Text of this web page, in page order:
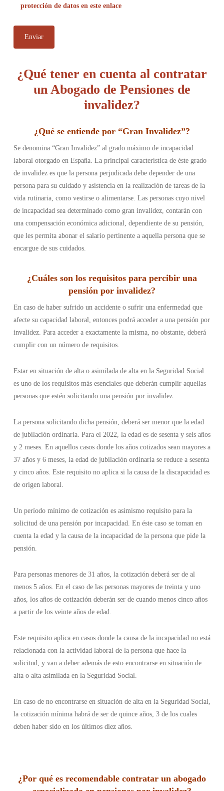
protección de datos en este enlace
¿Qué tener en cuenta al contratar
un Abogado de Pensiones de
invalidez?
¿Qué se entiende por “Gran Invalidez”?
Se denomina “Gran Invalidez” al grado máximo de incapacidad
laboral otorgado en España. La principal característica de éste grado
de invalidez es que la persona perjudicada debe depender de una
persona para su cuidado y asistencia en la realización de tareas de la
vida rutinaria, como vestirse o alimentarse. Las personas cuyo nivel
de incapacidad sea determinado como gran invalidez, contarán con
una compensación económica adicional, dependiente de su pensión,
que les permita abonar el salario pertinente a aquella persona que se
encargue de sus cuidados.
¿Cuáles son los requisitos para percibir una
pensión por invalidez?
En caso de haber sufrido un accidente o sufrir una enfermedad que
afecte su capacidad laboral, entonces podrá acceder a una pensión por
invalidez. Para acceder a exactamente la misma, no obstante, deberá
cumplir con un número de requisitos.
Estar en situación de alta o asimilada de alta en la Seguridad Social
es uno de los requisitos más esenciales que deberán cumplir aquellas
personas que estén solicitando una pensión por invalidez.
La persona solicitando dicha pensión, deberá ser menor que la edad
de jubilación ordinaria. Para el 2022, la edad es de sesenta y seis años
y 2 meses. En aquellos casos donde los años cotizados sean mayores a
37 años y 6 meses, la edad de jubilación ordinaria se reduce a sesenta
y cinco años. Este requisito no aplica si la causa de la discapacidad es
de origen laboral.
Un período mínimo de cotización es asimismo requisito para la
solicitud de una pensión por incapacidad. En éste caso se toman en
cuenta la edad y la causa de la incapacidad de la persona que pide la
pensión.
Para personas menores de 31 años, la cotización deberá ser de al
menos 5 años. En el caso de las personas mayores de treinta y uno
años, los años de cotización deberán ser de cuando menos cinco años
a partir de los veinte años de edad.
Este requisito aplica en casos donde la causa de la incapacidad no está
relacionada con la actividad laboral de la persona que hace la
solicitud, y van a deber además de esto encontrarse en situación de
alta o alta asimilada en la Seguridad Social.
En caso de no encontrarse en situación de alta en la Seguridad Social,
la cotización mínima habrá de ser de quince años, 3 de los cuales
deben haber sido en los últimos diez años.
¿Por qué es recomendable contratar un abogado